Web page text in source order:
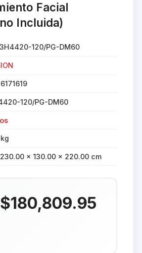
Facial
Incluida)
120/PG-DM60
120/PG-DM60
230.00 × 130.00 × 220.00 cm